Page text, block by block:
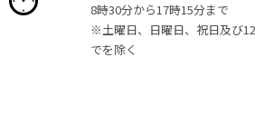
8時30分から17時15分まで
※土曜日、日曜日、祝日及び
でを除く